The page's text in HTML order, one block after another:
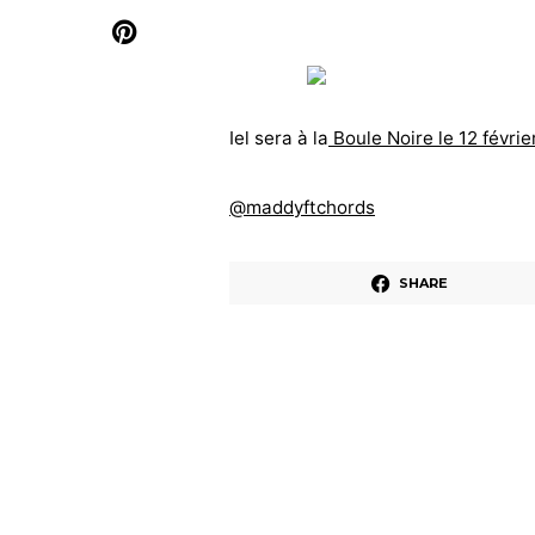
Iel sera à la Boule Noire le 12
@maddyftchords
SHARE